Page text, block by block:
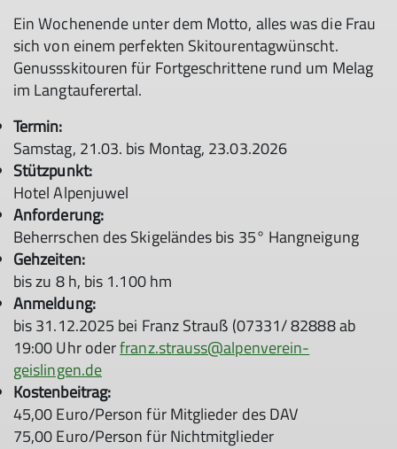
Ein Wochenende unter dem Motto, alles was die Frau
sich von einem perfekten Skitourentagwünscht.
Genussskitouren für Fortgeschrittene rund um Melag
im Langtauferertal.
Termin:
Samstag, 21.03. bis Montag, 23.03.2026
Stützpunkt:
Hotel Alpenjuwel
Anforderung:
Beherrschen des Skigeländes bis 35° Hangneigung
Gehzeiten:
bis zu 8 h, bis 1.100 hm
Anmeldung:
bis 31.12.2025 bei Franz Strauß (07331/ 82888 ab
19:00 Uhr oderfranz.strauss@alpenverein-
geislingen.de
Kostenbeitrag:
45,00 Euro/Person für Mitglieder des DAV
75,00 Euro/Person für Nichtmitglieder